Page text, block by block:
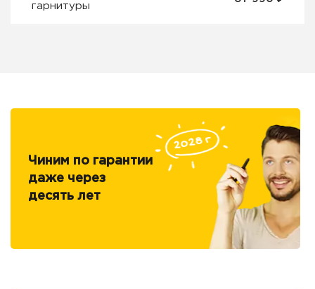
гарнитуры
Чиним по гарантии
даже через
десять лет